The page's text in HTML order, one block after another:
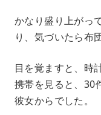
かなり盛り上がっ
り、気づいたら布
目を覚ますと、時
携帯を見ると、30
彼女からでした。